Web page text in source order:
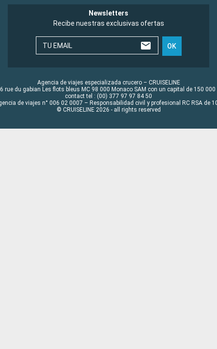
Newsletters
Recibe nuestras exclusivas ofertas
TU EMAIL OK
Agencia de viajes especializada crucero – CRUISELINE
rue du gabian Les flots bleus MC 98 000 Monaco SAM con un capital de 150 000
contact tel : (00) 377 97 97 84 50
de viajes n° 006 02 0007 – Responsabilidad civil y profesional RC RSA de
© CRUISELINE 2026 - all rights reserved